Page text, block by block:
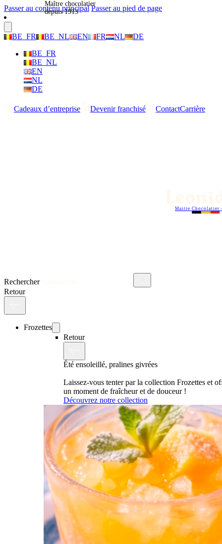
Passer au contenu principal Passer au pied de page
BE_FR BE_NL EN FR NL
DE
BE_FR
BE_NL
EN
NL
DE
Cadeaux d’entreprise Devenir franchisé ContactCarrière
Rechercher
Maitre Chocolatier
Retour
Frozettes
Retour
Été ensoleillé, pralines givrées
Laissez-vous tenter par la collection Frozettes et
un moment de fraîcheur et de douceur !
Découvrez notre collection
Maître chocolatier
depuis 1913